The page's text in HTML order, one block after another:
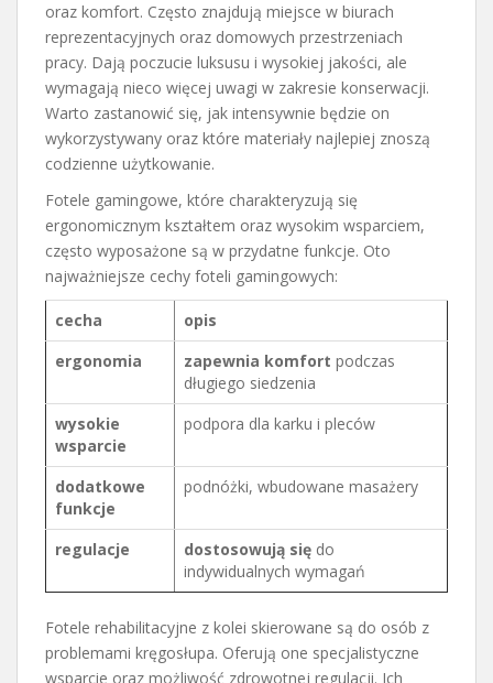
oraz komfort. Często znajdują miejsce w biurach
reprezentacyjnych oraz domowych przestrzeniach
pracy. Dają poczucie luksusu i wysokiej jakości, ale
wymagają nieco więcej uwagi w zakresie konserwacji.
Warto zastanowić się, jak intensywnie będzie on
wykorzystywany oraz które materiały najlepiej znoszą
codzienne użytkowanie.
Fotele gamingowe, które charakteryzują się
ergonomicznym kształtem oraz wysokim wsparciem,
często wyposażone są w przydatne funkcje. Oto
najważniejsze cechy foteli gamingowych:
cecha
opis
ergonomia
zapewnia komfort podczas
długiego siedzenia
wysokie
wsparcie
podpora dla karku i pleców
dodatkowe
funkcje
podnóżki, wbudowane masażery
regulacje dostosowują się do
indywidualnych wymagań
Fotele rehabilitacyjne z kolei skierowane są do osób z
problemami kręgosłupa. Oferują one specjalistyczne
wsparcie oraz możliwość zdrowotnej regulacji. Ich